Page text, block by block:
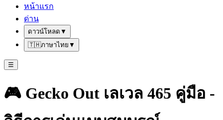
หน้าแรก
ด่าน
ดาวน์โหลด ▼
🇹🇭ภาษาไทย ▼
☰
🎮 Gecko Out เลเวล 465 คู่มือ -